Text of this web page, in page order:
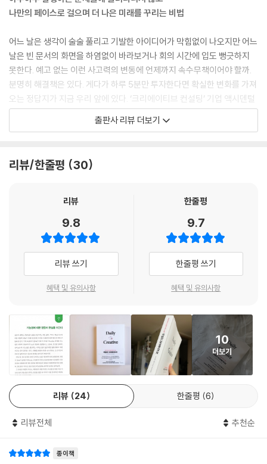
나만의 페이스로 걸으며 더 나은 미래를 꾸리는 비법
어느 날은 생각이 술술 풀리고 기발한 아이디어가 막힘없이 나오지만 어느
날은 빈 문서의 화면을 하염없이 바라보거나 회의 시간에 입도 뻥긋하지
못한다. 예고 없는 이런 사고력의 변동에 언제까지 속수무책이어야 할까.
분명히 해결책은 있다. 게다가 하루 5분만 투자한다면 확실한 변화를 가져
오는 정답지가 지금 우리 앞에 있다. ‘크리에이티브 컨설팅’ 기업 액시덴털
크리에이티브의 설립자이자 연 40회 이상 강연회를 이끄는 인기 연사인
토드 헨리는 각종 분야에서 대단한 성과를 내고 있는 수많은 프로들과 수
이다. 리더와 기업 컨설팅, 대규모 강연, 아마존 베스트셀러 책, 비즈니스
를 달아준 저자는 이 깨달음으로 한 걸음 더 나아갔다. 누구나 쉽게 실천할
이 책에는 개인의 열정과 영감부터 리더십, 협업능력, 인생의 목적의식까
지 성공적으로 살고 일하기 위해 필요한 모든 테마가 365가지의 글과 질
문으로 구성돼 있다. 각 한 장 분량의 짧은 에세이에는 저자가 그간 만나고
연구해온 위대한 프로들의 말, 경험을 통해 직접 깨달은 노하우, 공감과 의
는 데 그치지 않는다. 그에 답하다 보면 나만의 루틴이 만들게 되고, 알맞은
환경을 조성하게 되고, 중요한 곳에 집중하게 된다. 바로 생활에 적용되는
구체적인 변화가 생기는 것이다. 천만 명이 넘는 그의 팟캐스트 애청자와
책 독자들은 그의 창의성 훈련이 유효하다는 것을 입증하고 있으며 온라인
으로는 ‘데일리 크리에이티브’ 커뮤니티도 활성화되고 있다.
“한 번의 큰 변화보다 매일의 작은 변화가 훨씬 강력하다”
다. “나는 영감이 찾아올 때만 글을 쓴다. 다행히 내 영감은 매일 아침 9시
출판사 리뷰 더보기
리뷰/한줄평 30
리뷰
9.8
리뷰 쓰기
혜택 및 유의사항
한줄평
9.7
한줄평 쓰기
혜택 및 유의사항
10
더보기
리뷰 24 한줄평 6
리뷰전체 추천순
종이책